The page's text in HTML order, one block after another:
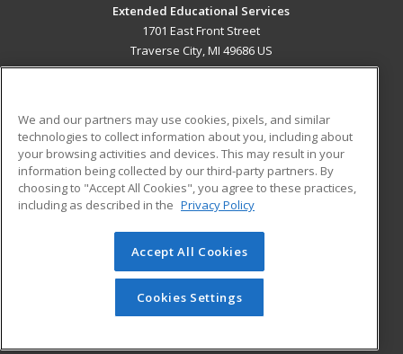
Extended Educational Services
1701 East Front Street
Traverse City, MI 49686 US
ADDITIONAL RESOURCES
Military
Financial Assistance
Help
Student Blog
© 2026 ed2go, a division of Cengage Learning. All rights
reserved. The material on this site cannot be reproduced or
redistributed unless you have obtained prior written
permission from Cengage Learning.Privacy Policy
We and our partners may use cookies, pixels, and similar
technologies to collect information about you, including about
your browsing activities and devices. This may result in your
information being collected by our third-party partners. By
choosing to "Accept All Cookies", you agree to these practices,
including as described in the Privacy Policy
Accept All Cookies
Cookies Settings